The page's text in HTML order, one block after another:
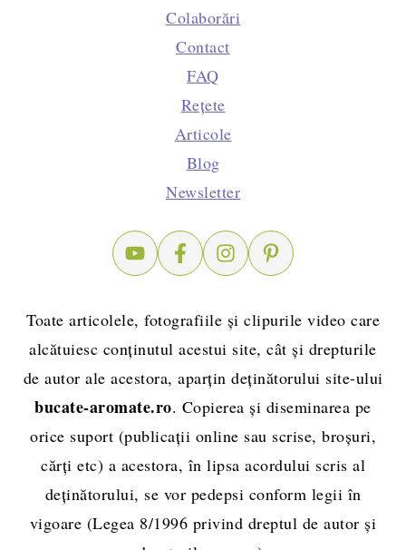
Colaborări
Contact
FAQ
Rețete
Articole
Blog
Newsletter
Toate articolele, fotografiile și clipurile video care
alcătuiesc conținutul acestui site, cât și drepturile
de autor ale acestora, aparțin deținătorului site-ului
bucate-aromate.ro. Copierea și diseminarea pe
orice suport (publicații online sau scrise, broșuri,
cărți etc) a acestora, în lipsa acordului scris al
deținătorului, se vor pedepsi conform legii în
vigoare (Legea 8/1996 privind dreptul de autor și